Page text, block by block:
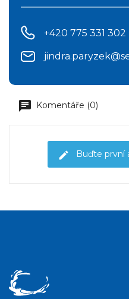
+420 775 331 302
Komentáře (0)
Buďte první